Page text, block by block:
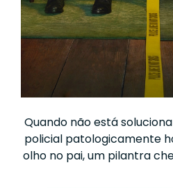
Quando não está
policial patologicamente
olho no pai, um pilantra